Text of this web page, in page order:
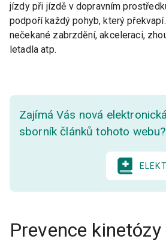
jízdy při jízdě v dopravním
podpoří každý pohyb, který
nečekané zabrzdění, akceleraci,
letadla atp.
Zajímá Vás nová
sborník článků tohoto webu?
Prevence kinetózy